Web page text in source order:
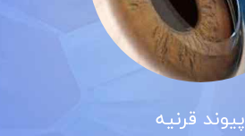
پیوند قرنیه